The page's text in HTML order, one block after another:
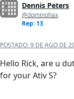
Dennis Peters
@dominohax
Rep: 13
POSTADO:9 DE AGO DE
Hello Rick, are u
for your Ativ S?